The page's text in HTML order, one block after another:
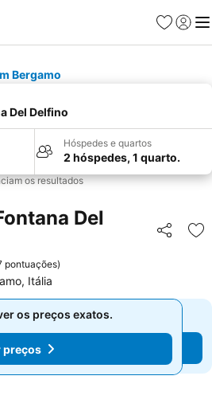
Favoritos
Iniciar
Bergamo
Del Delfino
Hóspedes e quartos
2 hóspedes, 1 quarto.
os resultados
Del
Partilhar
pontuações)
Itália
os preços exatos.
preços
os preços exatos.
preços